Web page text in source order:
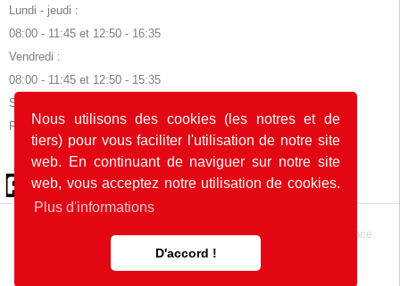
Nous utilisons des cookies (les notres et de
tiers) pour vous faciliter l'utilisation de notre site
web. En continuant de naviguer sur notre site
web, vous acceptez notre utilisation de cookies.
Plus d'informations
D'accord !
Lundi - jeudi :
08:00 - 11:45 et 12:50 - 16:35
Vendredi :
08:00 - 11:45 et 12:50 - 15:35
Samedi, dimanche et jours fériés :
Fermé
© 2026 by POK
Le site web a été développé avec en Allemagne et en France.